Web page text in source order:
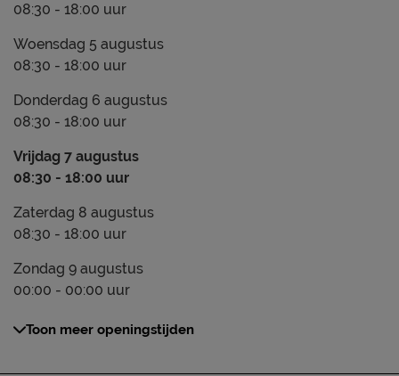
08:30 - 18:00 uur
Woensdag 5 augustus
08:30 - 18:00 uur
Donderdag 6 augustus
08:30 - 18:00 uur
Vrijdag 7 augustus
08:30 - 18:00 uur
Zaterdag 8 augustus
08:30 - 18:00 uur
Zondag 9 augustus
00:00 - 00:00 uur
Toon meer openingstijden